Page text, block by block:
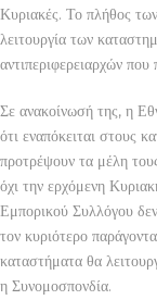
Κυριακές. Το πλήθος
λειτουργία των
αντιπεριφερειαρχών
Σε ανακοίνωσή της, η
ότι εναπόκειται στους
προτρέψουν τα μέλη
όχι την ερχόμενη
Εμπορικού Συλλόγου
τον κυριότερο
καταστήματα θα
η Συνομοσπονδία.